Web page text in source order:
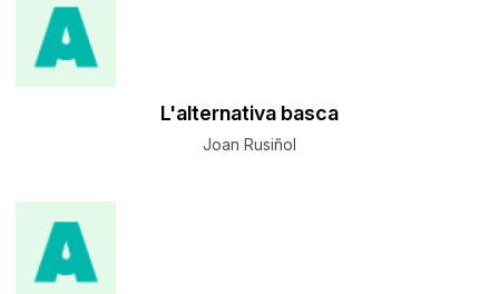
L'alternativa basca
Joan Rusiñol